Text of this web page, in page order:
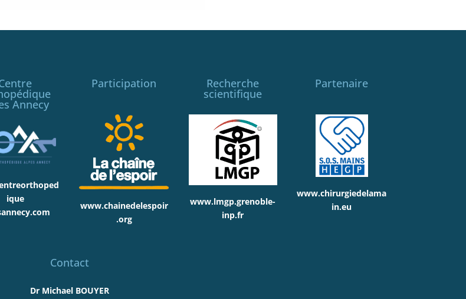
Annecy
ique
Participation
www.chainedelespoir
.org
Recherche
scientifique
www.lmgp.grenoble-
inp.fr
Partenaire
www.chirurgiedelama
in.eu
Contact
Dr Michael BOUYER